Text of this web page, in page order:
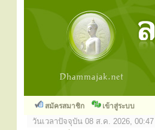
สมัครสมาชิก เข้าสู่ระบบ
วันเวลาปัจจุบัน 08 ส.ค. 2026, 00:47